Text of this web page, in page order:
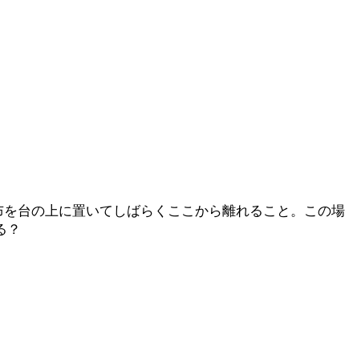
台の上に置いてしばらくここから離れること。この場
？